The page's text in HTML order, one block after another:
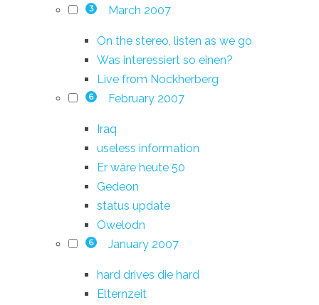
3 March 2007
On the stereo, listen as we go
Was interessiert so einen?
Live from Nockherberg
6 February 2007
Iraq
useless information
Er wäre heute 50
Gedeon
status update
Owelodn
6 January 2007
hard drives die hard
Elternzeit